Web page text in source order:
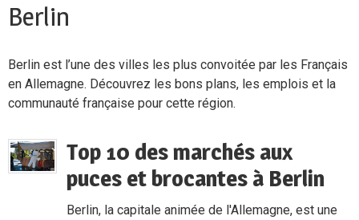
Berlin
Berlin est l’une des villes les plus convoitée par les Français
en Allemagne. Découvrez les bons plans, les emplois et la
communauté française pour cette région.
Top 10 des marchés aux
puces et brocantes à Berlin
Berlin, la capitale animée de l'Allemagne, est une